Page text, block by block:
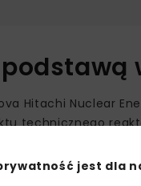
Hitachi Nuclear
technicznego
i stanie się
jest dla